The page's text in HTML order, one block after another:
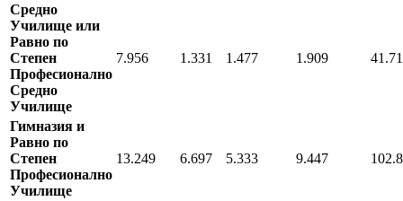
Средно
Училище или
Равно по
Степен
Професионално
Средно
Училище
7.956 1.331 1.477 1.909
Гимназия и
Равно по
Степен
Професионално
Училище
13.249 6.697 5.333 9.447